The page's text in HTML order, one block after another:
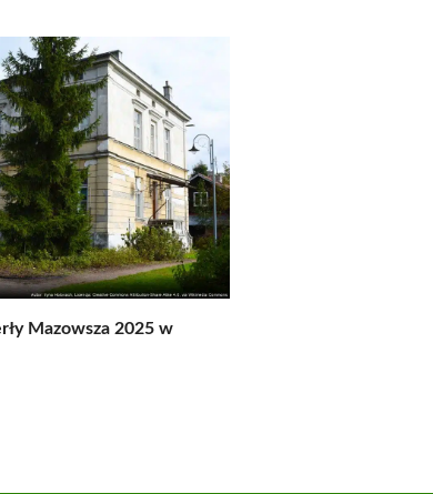
Mazowsza 2025 w